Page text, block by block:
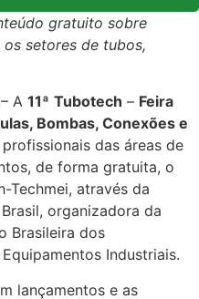
gratuito sobre
setores de tubos,
– A 11ª Tubotech – Feira
Bombas, Conexões e
das áreas de
de forma gratuita, o
Techmei, através da
organizadora da
Brasileira dos
Industriais.
lançamentos e as